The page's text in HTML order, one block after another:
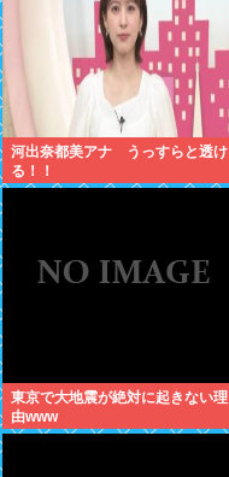
河出奈都美アナ うっすらと透け
る！！
東京で大地震が絶対に起きない理
由www